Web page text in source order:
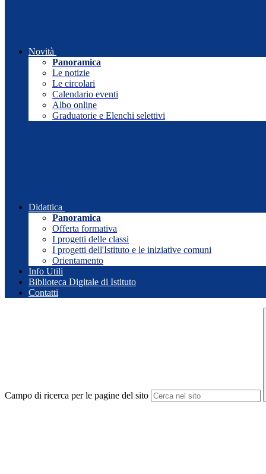
Novità
Panoramica
Le notizie
Le circolari
Calendario eventi
Albo online
Graduatorie e Elenchi selettivi
Didattica
Panoramica
Offerta formativa
I progetti delle classi
I progetti dell'Istituto e le iniziative comuni
Orientamento
Info Utili
Biblioteca Digitale di Istituto
Contatti
Campo di ricerca per le pagine del sito